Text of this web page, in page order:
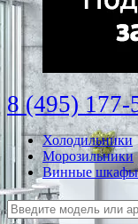
8 (495) 177-
Холодильники
Морозильники
Винные шкафы